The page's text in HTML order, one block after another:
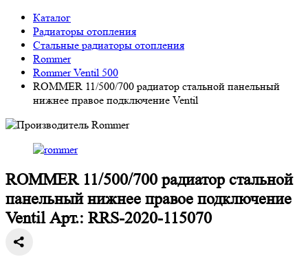
Каталог
Радиаторы отопления
Стальные радиаторы отопления
Rommer
Rommer Ventil 500
ROMMER 11/500/700 радиатор стальной панельный
нижнее правое подключение Ventil
ROMMER 11/500/700 радиатор стальной
панельный нижнее правое подключение
Ventil Арт.: RRS-2020-115070